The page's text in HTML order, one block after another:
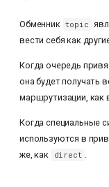
Обменник topic
вести себя как
Когда очередь
она будет получать
маршрутизации, как
Когда специальные
используются в
же, как
direct .